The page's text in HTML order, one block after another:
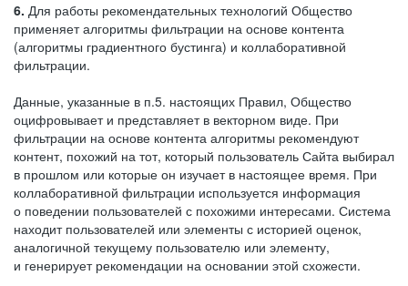
6. Для работы рекомендательных технологий Общество
применяет алгоритмы фильтрации на основе контента
(алгоритмы градиентного бустинга) и коллаборативной
фильтрации.
Данные, указанные в п.5. настоящих Правил, Общество
оцифровывает и представляет в векторном виде. При
фильтрации на основе контента алгоритмы рекомендуют
контент, похожий на тот, который пользователь Сайта выбирал
в прошлом или которые он изучает в настоящее время. При
коллаборативной фильтрации используется информация
о поведении пользователей с похожими интересами. Система
находит пользователей или элементы с историей оценок,
аналогичной текущему пользователю или элементу,
и генерирует рекомендации на основании этой схожести.